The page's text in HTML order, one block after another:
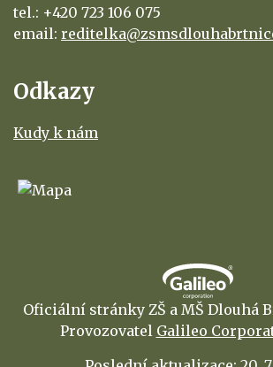
tel.: +420 723 106 075
email:
Odkazy
Kudy k nám
Oficiální stránky ZŠ a MŠ Dlouhá
Provozovatel Galileo